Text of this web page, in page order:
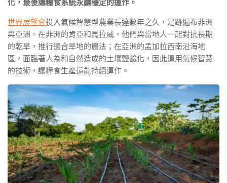
化，最後讓糧食系統永續穩定的運作。
世界展望會投入氣候智慧型農業長達數年之久，足跡遍布非洲
與亞洲。在非洲的肯亞和馬拉威，他們與當地人一起對抗長期
的乾旱，推行適合旱地的農法；在亞洲的孟加拉西南沿海地
區，面臨著人為和自然造成的土壤鹽鹼化，因此運用氣候智慧
的技術，讓糧食生產還能持續運作。